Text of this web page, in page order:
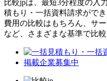
比較jpは、 最短3分程度の入
積もり・一括資料請求ができ
費用の比較はもちろん、サ
など、さまざまな基準で比較
掲載企業募集中